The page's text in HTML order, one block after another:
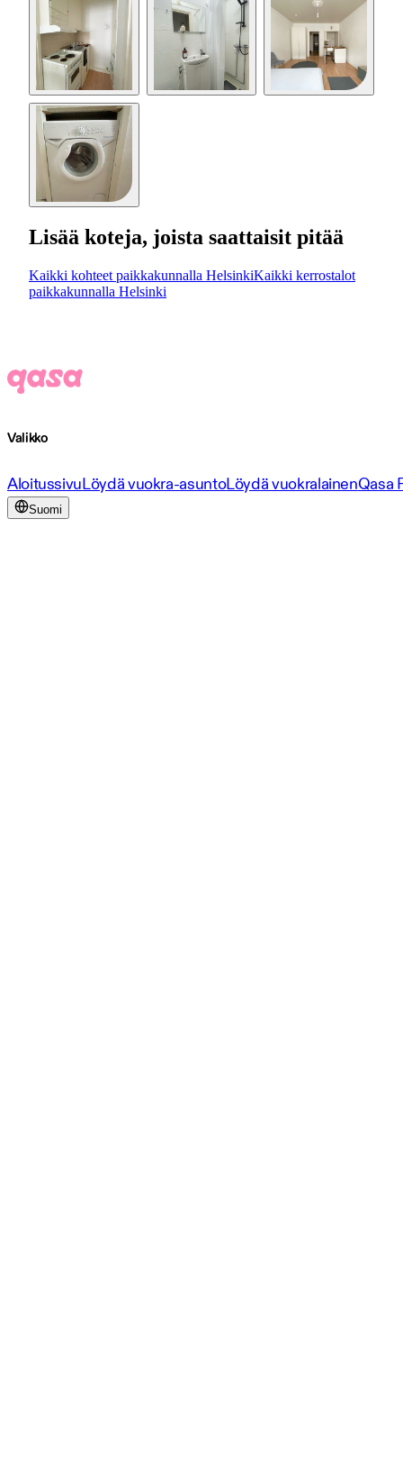
Lisää koteja, joista saattaisit pitää
Kaikki kohteet paikkakunnalla HelsinkiKaikki kerrostalot
paikkakunnalla Helsinki
Valikko
AloitussivuLöydä vuokra-asuntoLöydä vuokralainenQasa
Suomi